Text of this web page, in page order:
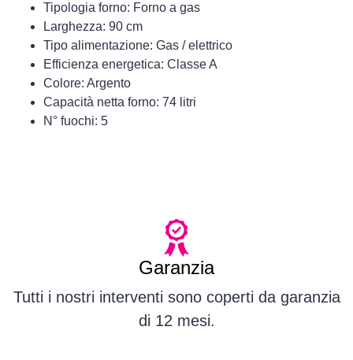
Tipologia forno: Forno a gas
Larghezza: 90 cm
Tipo alimentazione: Gas / elettrico
Efficienza energetica: Classe A
Colore: Argento
Capacità netta forno: 74 litri
N° fuochi: 5
Garanzia
Tutti i nostri interventi sono coperti da garanzia
di 12 mesi.